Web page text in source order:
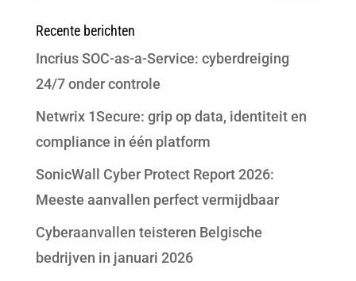
Recente berichten
Incrius SOC-as-a-Service: cyberdreiging
24/7 onder controle
Netwrix 1Secure: grip op data, identiteit en
compliance in één platform
SonicWall Cyber Protect Report 2026:
Meeste aanvallen perfect vermijdbaar
Cyberaanvallen teisteren Belgische
bedrijven in januari 2026